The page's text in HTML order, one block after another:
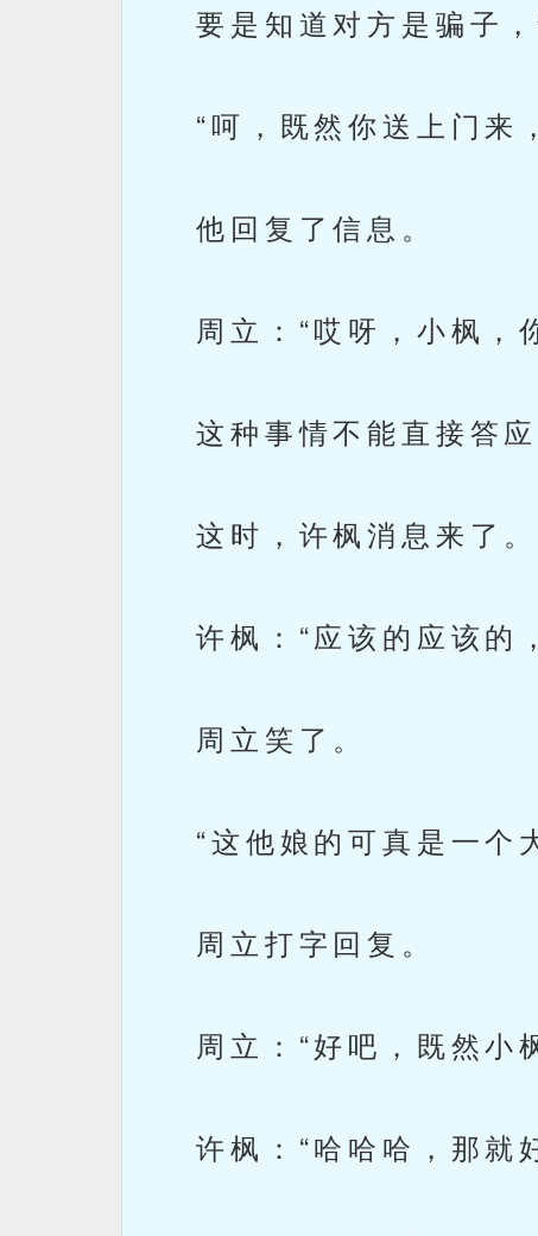
要是知道对方是骗子，
“呵，既然你送上门来
他回复了信息。
周立：“哎呀，小枫，
这种事情不能直接答应
这时，许枫消息来了。
许枫：“应该的应该的
周立笑了。
“这他娘的可真是一个
周立打字回复。
周立：“好吧，既然小
许枫：“哈哈哈，那就